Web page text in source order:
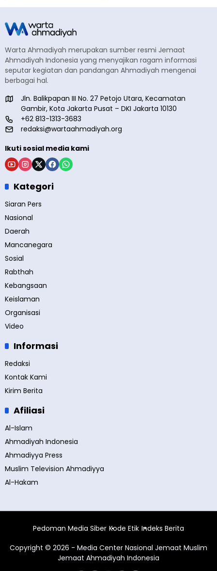
Warta Ahmadiyah merupakan sumber resmi Jemaat
Ahmadiyah Indonesia yang menyajikan ragam informasi
seputar kegiatan dan pandangan Ahmadiyah mengenai
berbagai hal.
Jln. Balikpapan III No. 27 Petojo Utara, Kecamatan
Gambir, Kota Jakarta Pusat – DKI Jakarta 10130
+62 813-1313-3683
redaksi@wartaahmadiyah.org
Ikuti sosial media kami
Kategori
Siaran Pers
Nasional
Daerah
Mancanegara
Sosial
Rabthah
Kebangsaan
Keislaman
Organisasi
Video
Informasi
Redaksi
Kontak Kami
Kirim Berita
Afiliasi
Al-Islam
Ahmadiyah Indonesia
Ahmadiyya Press
Muslim Television Ahmadiyya
Al-Hakam
Pedoman Media Siber Kode Etik Indeks Berita
Copyright © 2026 - Media Center Nasional Jemaat Muslim
Jemaat Ahmadiyah Indonesia